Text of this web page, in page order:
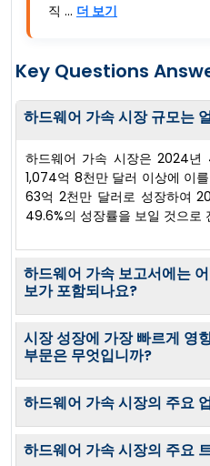
직 ... 더 보기
Key Questions
하드웨어 가속 시장 규모는
하드웨어 가속 시장은 2024
1,074억 8천만 달러 이상에 이
63억 2천만 달러로 성장하여
49.6%의 성장률을 보일 것으로
하드웨어 가속 보고서에는
보가 포함되나요?
시장 성장에 가장 빠르게 영
부문은 무엇입니까?
하드웨어 가속 시장의 주요
하드웨어 가속 시장의 주요